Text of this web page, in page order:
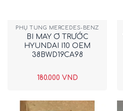
PHỤ TÙNG MERCEDES-BENZ
BI MAY Ơ TRƯỚC
HYUNDAI I10 OEM
38BWD19CA98
180.000 VND